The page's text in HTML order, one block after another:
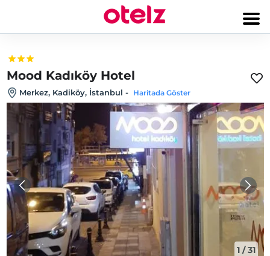
Mood Kadıköy Hotel
Merkez, Kadiköy, İstanbul - Haritada Göster
1 /31